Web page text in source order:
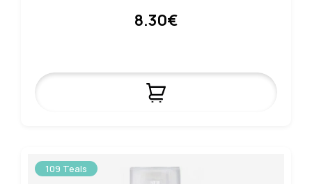
8.30€
109 Teals